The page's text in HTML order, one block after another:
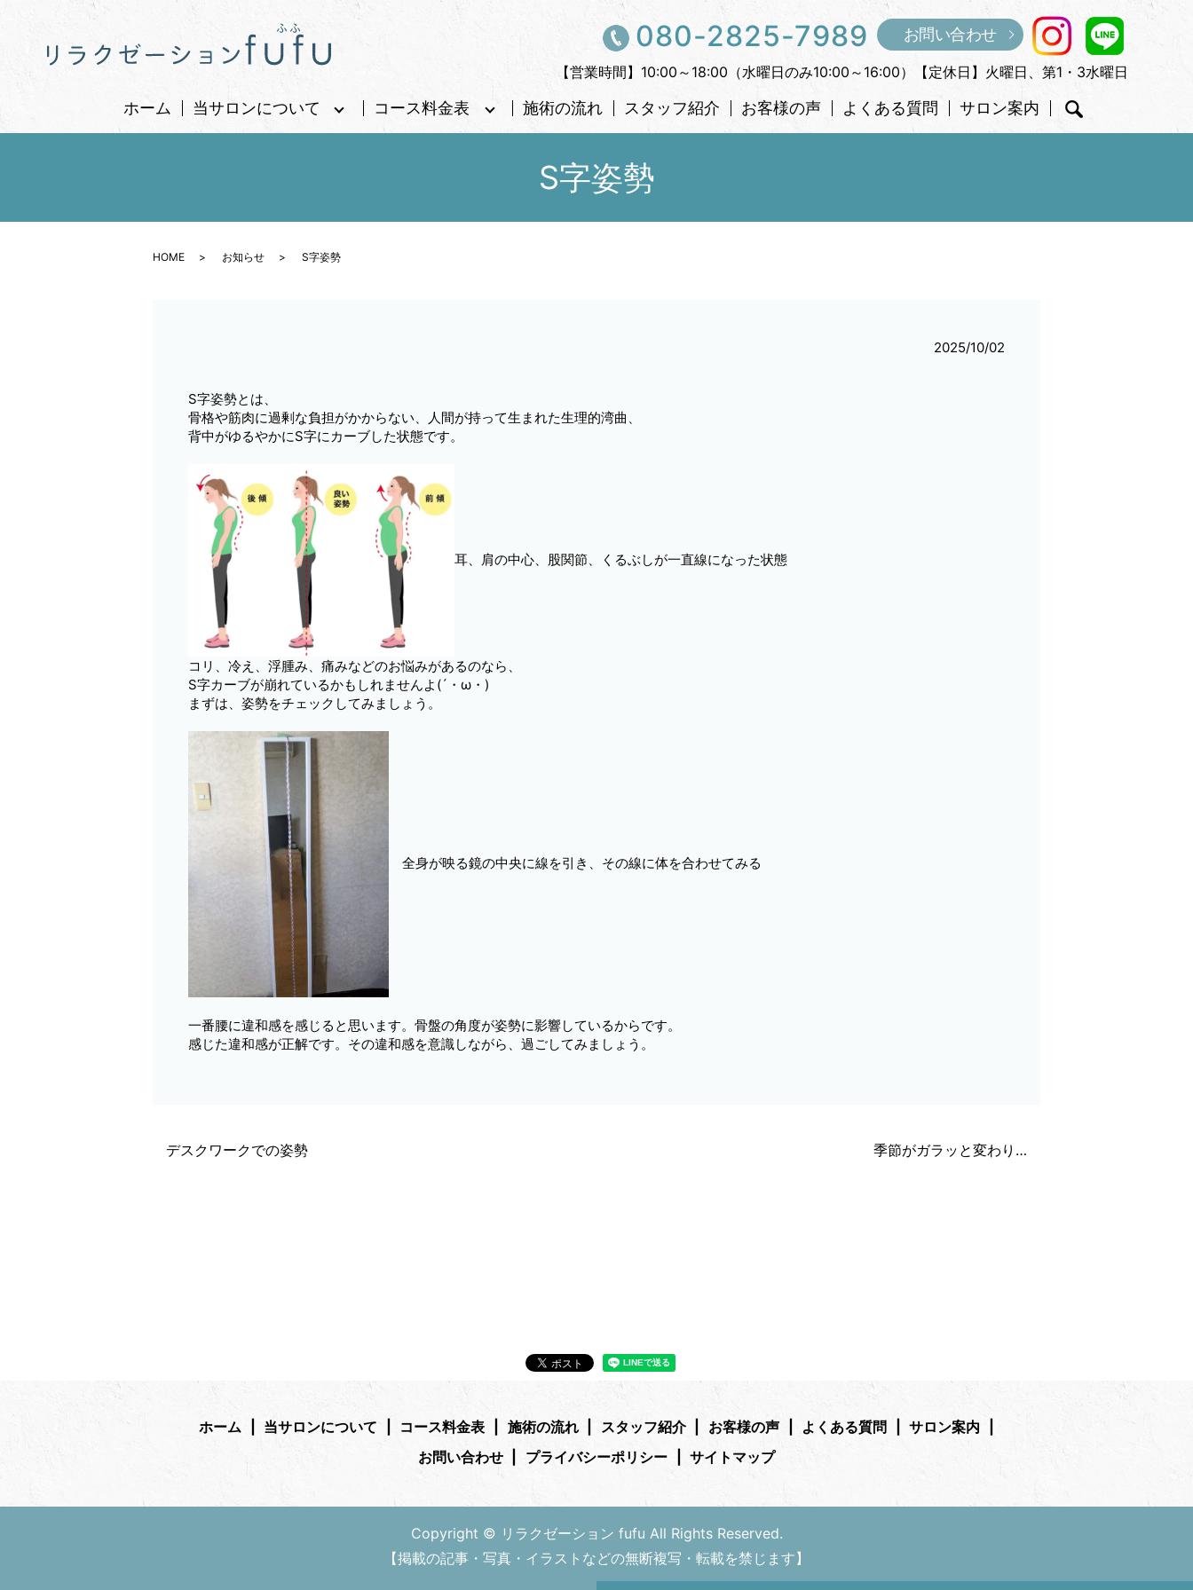
080-2825-7989 お問い合わせ
【営業時間】10:00～18:00（水曜日のみ10:00～16:00）【定休日】火曜日、第1・3水曜日
ホーム 当サロンについて コース料金表 施術の流れ スタッフ紹介 お客様の声 よくある質問 サロン案内
S字姿勢
HOME お知らせ S字姿勢
2025/10/02
S字姿勢とは、
骨格や筋肉に過剰な負担がかからない、人間が持って生まれた生理的湾曲、
背中がゆるやかにS字にカーブした状態です。
耳、肩の中心、股関節、くるぶしが一直線になった状態
コリ、冷え、浮腫み、痛みなどのお悩みがあるのなら、
S字カーブが崩れているかもしれませんよ(´・ω・)
まずは、姿勢をチェックしてみましょう。
全身が映る鏡の中央に線を引き、その線に体を合わせてみる
一番腰に違和感を感じると思います。骨盤の角度が姿勢に影響しているからです。
感じた違和感が正解です。その違和感を意識しながら、過ごしてみましょう。
デスクワークでの姿勢 季節がガラッと変わり…
ホーム 当サロンについて コース料金表 施術の流れ スタッフ紹介 お客様の声 よくある質問
サロン案内
お問い合わせ
プライバシーポリシー サイトマップ
Copyright © リラクゼーション fufu All Rights Reserved.
【掲載の記事・写真・イラストなどの無断複写・転載を禁じます】